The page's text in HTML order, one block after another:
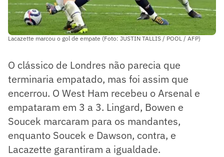
Lacazette marcou o gol de empate (Foto: JUSTIN TALLIS / POOL / AFP)
O clássico de Londres não parecia que
terminaria empatado, mas foi assim que
encerrou. O West Ham recebeu o Arsenal e
empataram em 3 a 3. Lingard, Bowen e
Soucek marcaram para os mandantes,
enquanto Soucek e Dawson, contra, e
Lacazette garantiram a igualdade.